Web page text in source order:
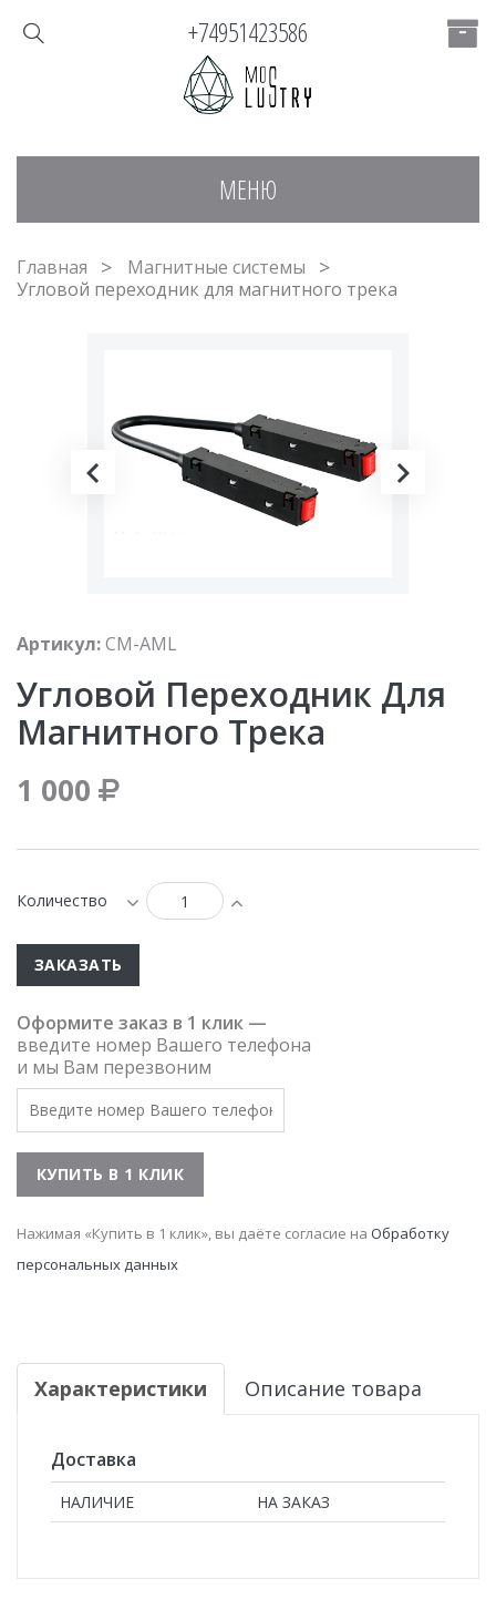
МЕНЮ
+74951423586
Главная
Магнитные системы
Угловой переходник для магнитного трека
Артикул:CM-AML
Угловой Переходник Для
Магнитного Трека
1 000
Количество
ЗАКАЗАТЬ
Оформите заказ в 1 клик —
введите номер Вашего телефона
и мы Вам перезвоним
Нажимая «Купить в 1 клик», вы даёте согласие на Обработку
персональных данных
Характеристики Описание товара
Доставка
НАЛИЧИЕ НА ЗАКАЗ